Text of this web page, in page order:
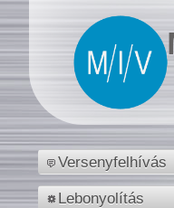
Versenyfelhívás
Lebonyolítás